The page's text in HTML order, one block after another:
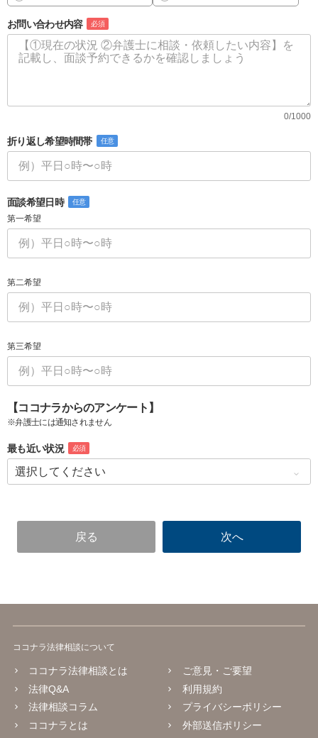
お問い合わせ内容 必須
0/1000
折り返し希望時間帯 任意
面談希望日時 任意
第一希望
第二希望
第三希望
【ココナラからのアンケート】
※弁護士には通知されません
最も近い状況 必須
ココナラ法律相談について
ココナラ法律相談とは
法律Q&A
法律相談コラム
ココナラとは
ご意見・ご要望
利用規約
プライバシーポリシー
外部送信ポリシー